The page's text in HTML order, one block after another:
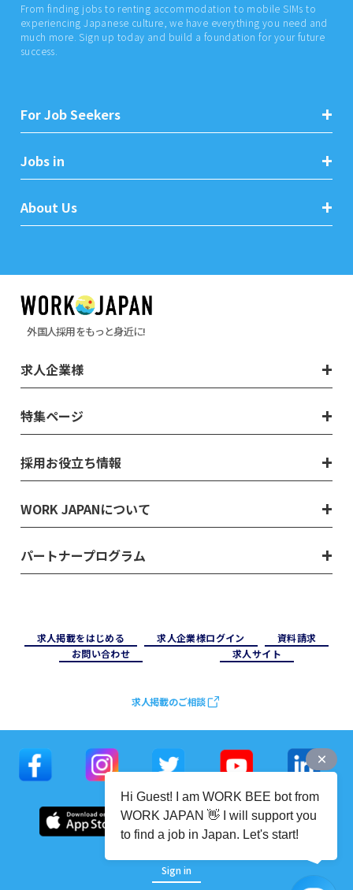
From finding jobs to renting accommodation to mobile SIMs to
experiencing Japanese culture, we have everything you need and
much more. Sign up today and build a foundation for your future
success.
For Job Seekers
Jobs in
About Us
外国人採用をもっと身近に!
求人企業様
特集ページ
採用お役立ち情報
WORK JAPANについて
パートナープログラム
求⼈掲載をはじめる 求⼈企業様ログイン
資料請求
お問い合わせ
求⼈サイト
求人掲載のご相談
Sign in
Hi Guest! I am WORK BEE bot from
WORK JAPAN 👋 I will support you
to find a job in Japan. Let's start!